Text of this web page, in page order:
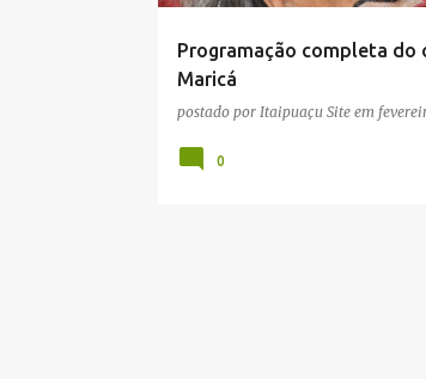
Programação completa do
Maricá
postado por Itaipuaçu Site em
0